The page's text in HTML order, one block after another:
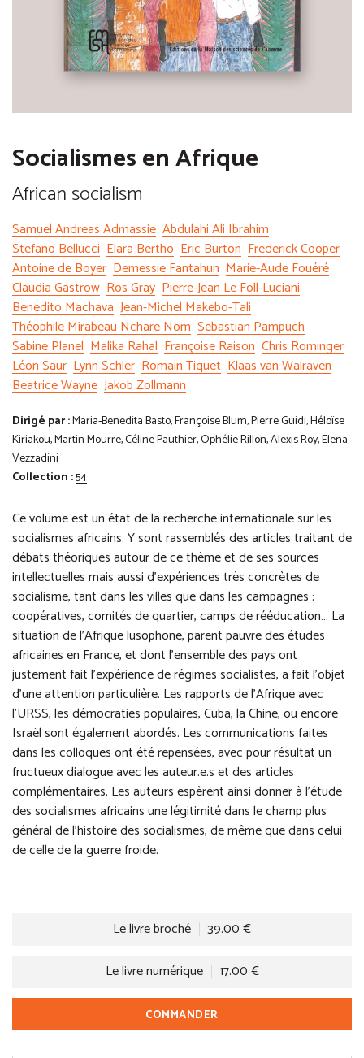
Socialismes en Afrique
African socialism
Samuel Andreas Admassie Abdulahi Ali Ibrahim
Stefano Bellucci Elara Bertho Eric Burton Frederick Cooper
Antoine de Boyer Demessie Fantahun Marie-Aude Fouéré
Claudia Gastrow Ros Gray Pierre-Jean Le Foll-Luciani
Benedito Machava Jean-Michel Makebo-Tali
Théophile Mirabeau Nchare Nom Sebastian Pampuch
Sabine Planel Malika Rahal Françoise Raison Chris Rominger
Léon Saur Lynn Schler Romain Tiquet Klaas van Walraven
Beatrice Wayne Jakob Zollmann
Dirigé par :Maria-Benedita Basto, Françoise Blum, Pierre Guidi, Héloïse
Kiriakou, Martin Mourre, Céline Pauthier, Ophélie Rillon, Alexis Roy, Elena
Vezzadini
Collection :54
Ce volume est un état de la recherche internationale sur les
socialismes africains. Y sont rassemblés des articles traitant de
débats théoriques autour de ce thème et de ses sources
intellectuelles mais aussi d’expériences très concrètes de
socialisme, tant dans les villes que dans les campagnes :
coopératives, comités de quartier, camps de rééducation… La
situation de l’Afrique lusophone, parent pauvre des études
africaines en France, et dont l’ensemble des pays ont
justement fait l’expérience de régimes socialistes, a fait l’objet
d’une attention particulière. Les rapports de l’Afrique avec
l’URSS, les démocraties populaires, Cuba, la Chine, ou encore
Israël sont également abordés. Les communications faites
dans les colloques ont été repensées, avec pour résultat un
fructueux dialogue avec les auteur.e.s et des articles
complémentaires. Les auteurs espèrent ainsi donner à l’étude
des socialismes africains une légitimité dans le champ plus
général de l’histoire des socialismes, de même que dans celui
de celle de la guerre froide.
Le livre broché
39.00 €
Le livre numérique
17.00 €
COMMANDER